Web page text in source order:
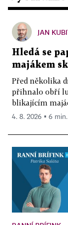
JAN
Hledá se
majákem
Před několika
přihnalo obří
blikajícím
4. 8. 2026 ▪ 6